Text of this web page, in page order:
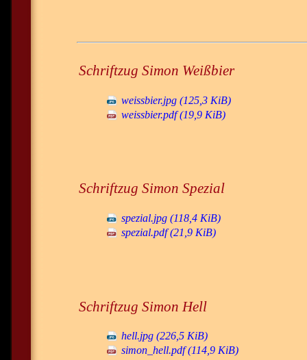
Schriftzug Simon Weißbier
weissbier.jpg (125,3 KiB)
weissbier.pdf(19,9 KiB)
Schriftzug Simon Spezial
spezial.jpg (118,4 KiB)
spezial.pdf(21,9 KiB)
Schriftzug Simon Hell
hell.jpg (226,5 KiB)
simon_hell.pdf(114,9 KiB)